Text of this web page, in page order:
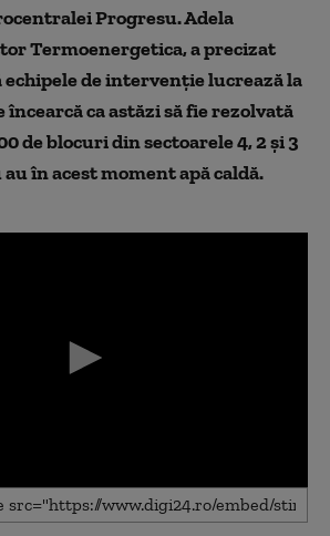
Progresu. Adela
Termoenergetica, a precizat
de intervenție lucrează la
încearcă ca astăzi să fie rezolvată
de blocuri din sectoarele 4, 2 și 3
în acest moment apă caldă.